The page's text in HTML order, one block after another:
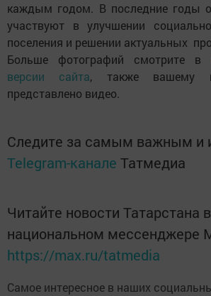
каждым годом. В последние годы
участвуют в улучшении
поселения и решении актуальных
Больше фотографий смотрите в
версии сайта, также вашему
представлено видео.
Следите за самым важным и
Telegram-канале Татмедиа
Читайте новости Татарстана в
национальном мессенджере
https://max.ru/tatmedia
Самое интересное в наших